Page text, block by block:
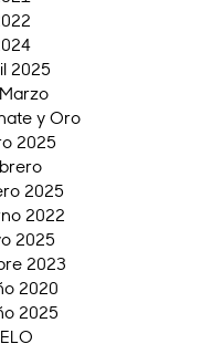
2025
y Oro
2025
2025
2022
2025
2023
2020
2025